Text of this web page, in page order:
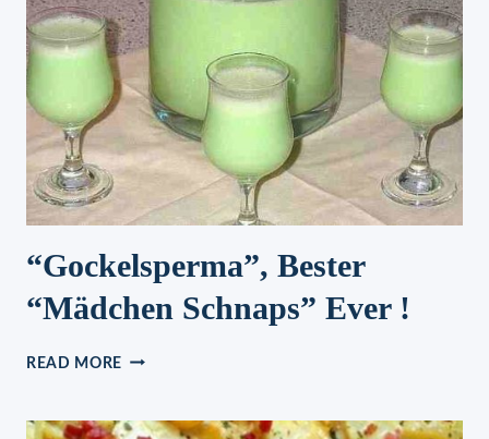
ITALIENISCHER
WURST
“Gockelsperma”, Bester
“Mädchen Schnaps” Ever !
READ MORE “GOCKELSPERMA”,
SCHNAPS”